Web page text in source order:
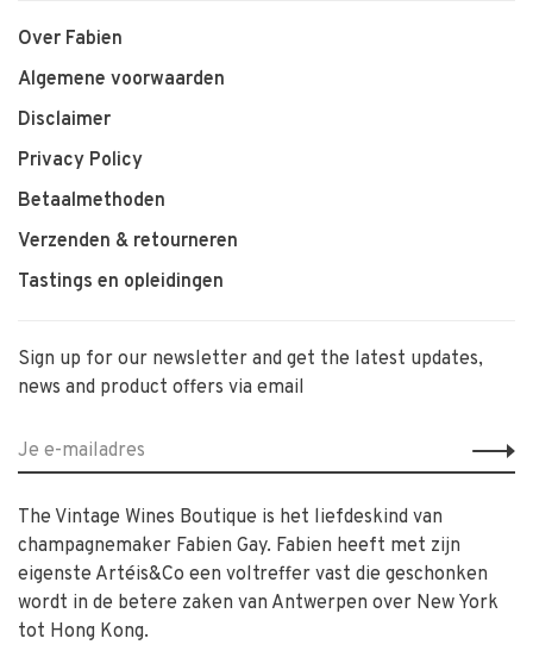
Over Fabien
Algemene voorwaarden
Disclaimer
Privacy Policy
Betaalmethoden
Verzenden & retourneren
Tastings en opleidingen
Sign up for our newsletter and get the latest updates,
news and product offers via email
The Vintage Wines Boutique is het liefdeskind van
champagnemaker Fabien Gay. Fabien heeft met zijn
eigenste Artéis&Co een voltreffer vast die geschonken
wordt in de betere zaken van Antwerpen over New York
tot Hong Kong.